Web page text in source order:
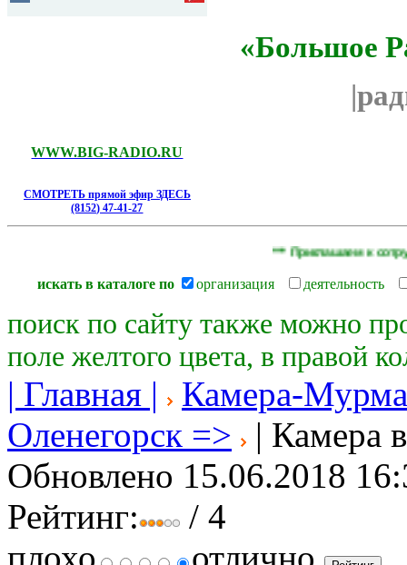
«Большое
WWW.BIG-RADIO.RU
СМОТРЕТЬ прямой эфир ЗДЕСЬ
(8152) 47-41-27
*** Приглашаем к
искать в каталоге по организация деятельность
поиск по сайту также можно
поле желтого цвета, в правой
| Главная |
Камера-
Оленегорск =>
| Камера
Обновлено 15.06.2018
Рейтинг:
/ 4
плохо
отлично